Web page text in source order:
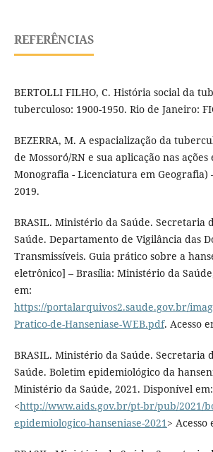
REFERÊNCIAS
BERTOLLI FILHO, C. História social da
tuberculoso: 1900-1950. Rio de Janeiro:
BEZERRA, M. A espacialização da
de Mossoró́/RN e sua aplicação nas ações
Monografia - Licenciatura em Geografia)
2019.
BRASIL. Ministério da Saúde. Secretaria
Saúde. Departamento de Vigilância das
Transmissíveis. Guia prático sobre a
eletrônico] – Brasília: Ministério da
em:
https://portalarquivos2.saude.gov.br/
Pratico-de-Hanseniase-WEB.pdf. Acesso
BRASIL. Ministério da Saúde. Secretaria
Saúde. Boletim epidemiológico da
Ministério da Saúde, 2021. Disponível em:
<http://www.aids.gov.br/pt-br/pub/2021/
epidemiologico-hanseniase-2021> Acesso